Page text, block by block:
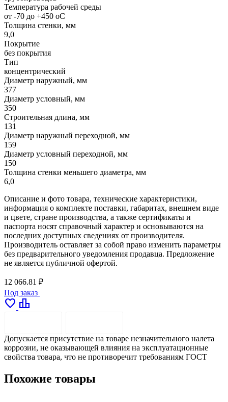
Температура рабочей среды
от -70 до +450 oC
Толщина стенки, мм
9,0
Покрытие
без покрытия
Тип
концентрический
Диаметр наружный, мм
377
Диаметр условный, мм
350
Строительная длина, мм
131
Диаметр наружный переходной, мм
159
Диаметр условный переходной, мм
150
Толщина стенки меньшего диаметра, мм
6,0
Описание и фото товара, технические характеристики,
информация о комплекте поставки, габаритах, внешнем виде
и цвете, стране производства, а также сертификаты и
паспорта носят справочный характер и основываются на
последних доступных сведениях от производителя.
Производитель оставляет за собой право изменить параметры
без предварительного уведомления продавца. Предложение
не является публичной офертой.
12 066.81 ₽
Под заказ
favorite leaderboard
Допускается присутствие на товаре незначительного налета
коррозии, не оказывающей влияния на эксплуатационные
свойства товара, что не противоречит требованиям ГОСТ
Похожие товары